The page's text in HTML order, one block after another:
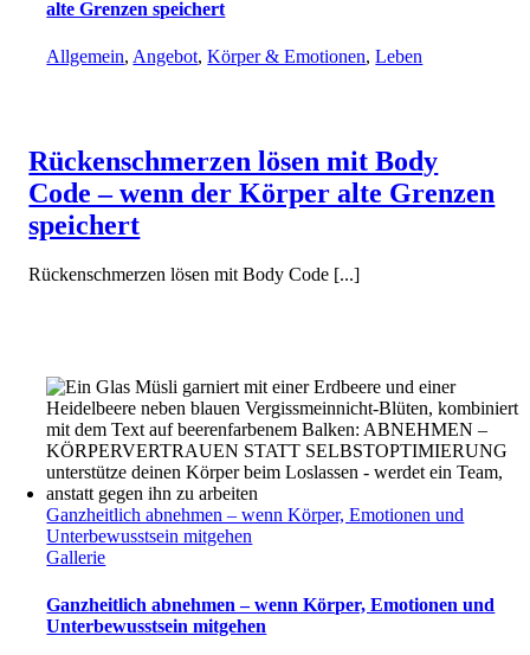
alte Grenzen speichert
Allgemein, Angebot,Körper & Emotionen,Leben
Rückenschmerzen lösen mit Body
Code – wenn der Körper alte Grenzen
speichert
Rückenschmerzen lösen mit Body Code [...]
Ganzheitlich abnehmen – wenn Körper, Emotionen und
Unterbewusstsein mitgehen
Gallerie
Ganzheitlich abnehmen – wenn Körper, Emotionen und
Unterbewusstsein mitgehen